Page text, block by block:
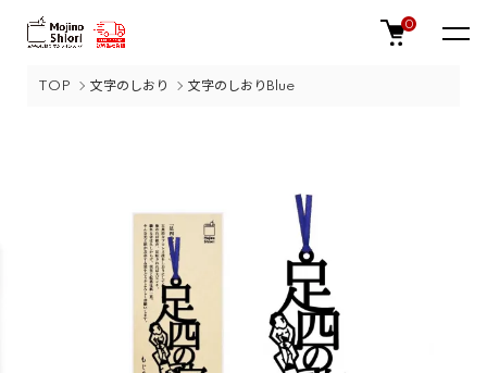
0
TOP 文字のしおり 文字のしおりBlue